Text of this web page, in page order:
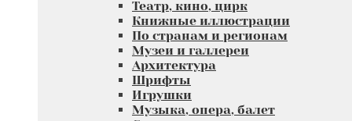
Театр, кино, цирк
Книжные иллюстрации
По странам и регионам
Музеи и галлереи
Архитектура
Шрифты
Игрушки
Музыка, опера, балет